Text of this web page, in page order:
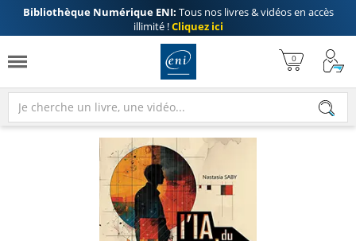
Bibliothèque Numérique ENI: Tous nos livres & vidéos en accès
illimité !Cliquez ici